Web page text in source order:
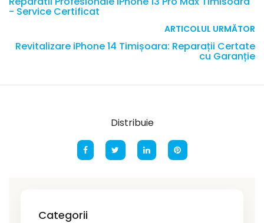
- Service Certificat
ARTICOLUL URMĂTOR
Revitalizare iPhone 14 Timișoara: Reparații Certate
cu Garanție
Distribuie
Categorii